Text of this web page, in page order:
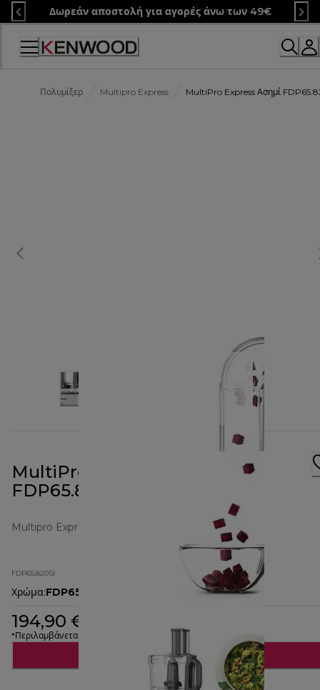
Skip
to
Content
Δωρεάν αποστολή για αγορές άνω των 49€
Πολυμίξερ Multipro Express MultiPro Express Ασημί
MultiPro Express Ασημί
FDP65.820SI
Multipro Express
FDP65.820SI
Χρώμα:FDP65.820SI
194,90 €
*Περιλαμβάνεται ΦΠΑ
Προσθήκη στο καλάθι